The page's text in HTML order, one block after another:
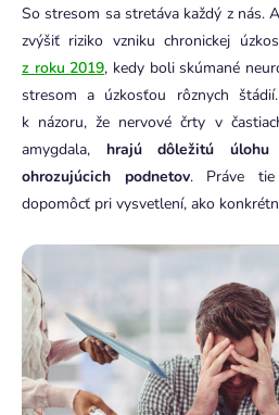
So stresom sa stretáva každý z nás.
zvýšiť riziko vzniku chronickej
z roku 2019, kedy boli skúmané
stresom a úzkosťou rôznych
k názoru, že nervové črty v
amygdala, hrajú dôležitú úlohu
ohrozujúcich podnetov. Práve tie
dopomôcť pri vysvetlení, ako